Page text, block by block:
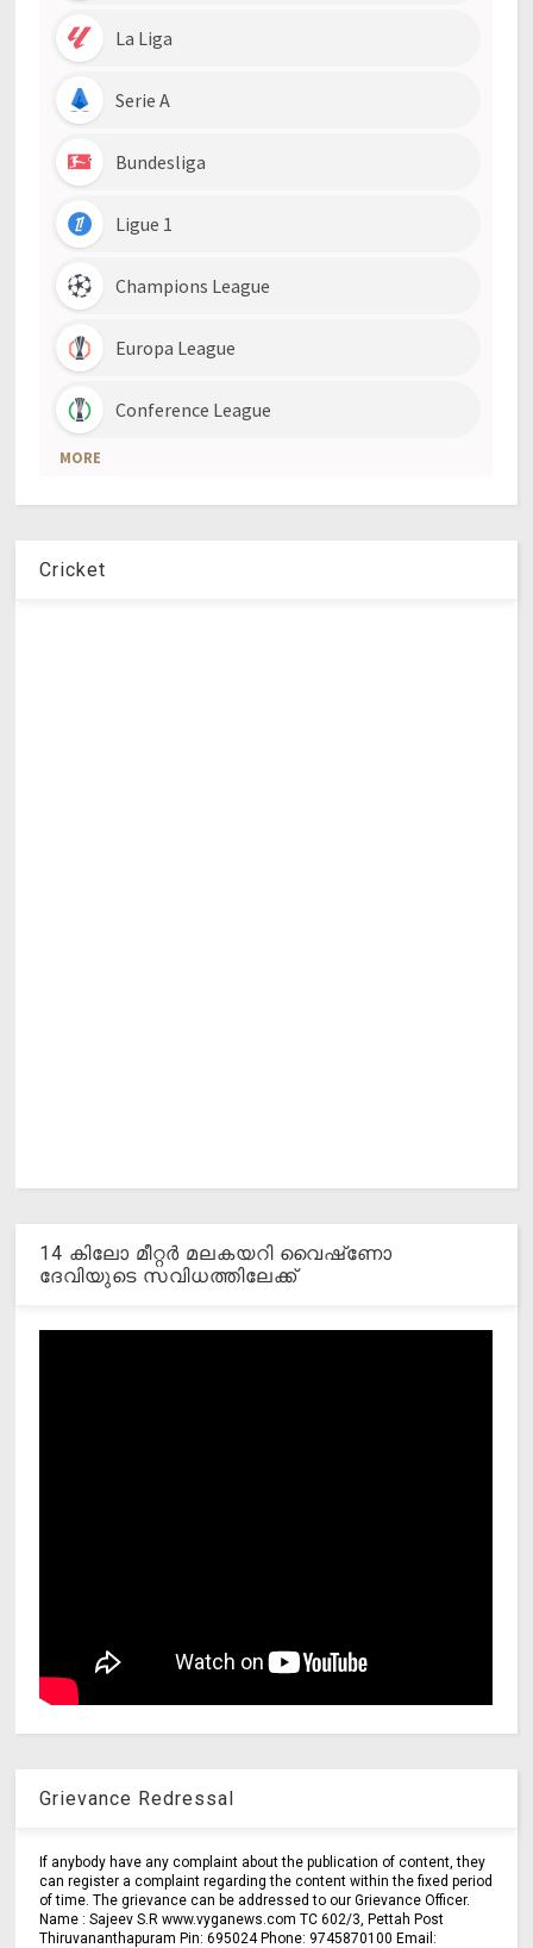
Cricket
14 കിലോ മീറ്റര്‍ മലകയറി വൈഷ്‌ണോ
ദേവിയുടെ സവിധത്തിലേക്ക്
Grievance Redressal
If anybody have any complaint about the publication of content, they
can register a complaint regarding the content within the fixed period
of time. The grievance can be addressed to our Grievance Officer.
Name : Sajeev S.R www.vyganews.com TC 602/3, Pettah Post
Thiruvananthapuram Pin: 695024 Phone: 9745870100 Email: